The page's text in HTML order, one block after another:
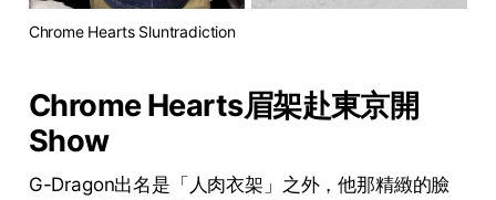
Chrome Hearts Sluntradiction
Chrome Hearts眉架赴東京開
Show
G-Dragon出名是「人肉衣架」之外，他那精緻的臉